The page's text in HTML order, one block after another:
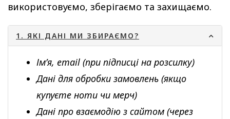
використовуємо, зберігаємо та захищаємо.
1. ЯКІ ДАНІ МИ ЗБИРАЄМО?
Ім’я, email (при підписці на розсилку)
Дані для обробки замовлень (якщо
купуєте ноти чи мерч)
Дані про взаємодію з сайтом (через